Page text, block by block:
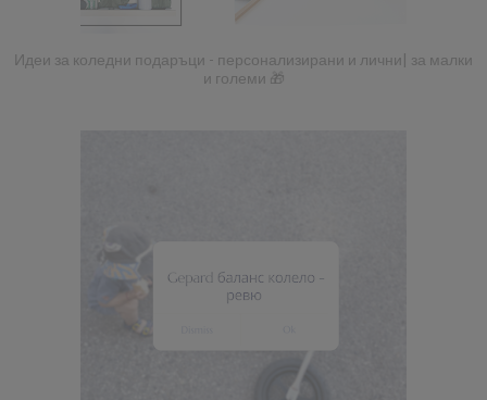
Идеи за коледни подаръци - персонализирани и лични| за малки
и големи 🎁